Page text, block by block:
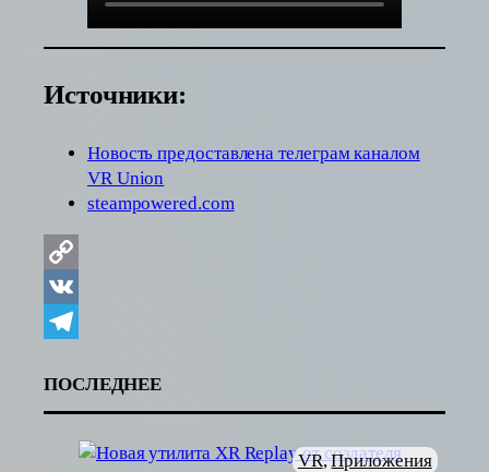
Источники:
Новость предоставлена телеграм каналом
VR Union
steampowered.com
Copy
Link
VK
ПОСЛЕДНЕЕ
VR, Приложения